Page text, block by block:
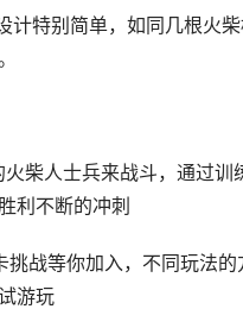
计特别简单，如同几根火
火柴人士兵来战斗，通过训
利不断的冲刺
挑战等你加入，不同玩法的
游玩